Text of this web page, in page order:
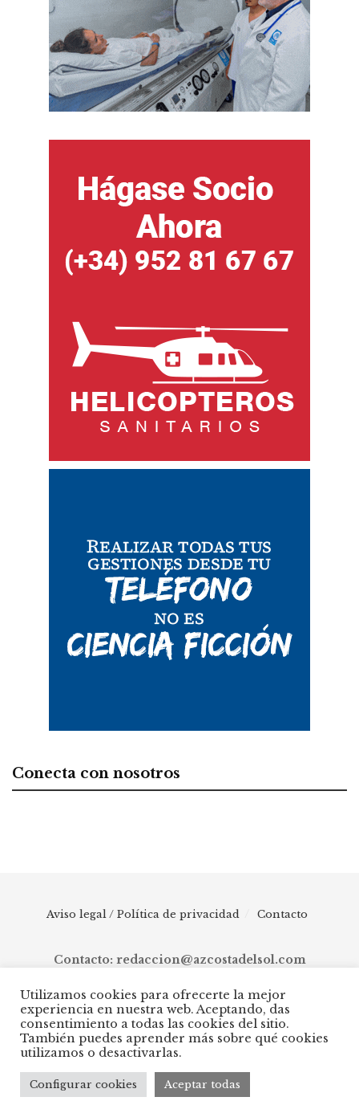
Conecta con nosotros
Aviso legal / Política de privacidad Contacto
Contacto: redaccion@azcostadelsol.com
© 2025 AZ Costa del Sol - Diario digital de Málaga capital hasta
Manilva, pasando por Torremolinos, Benalmádena, Fuengirola,
Mijas, Ojén, Marbella, Istán, Benahavís, Estepona y Casares.
Utilizamos cookies para ofrecerte la mejor
experiencia en nuestra web. Aceptando, das
consentimiento a todas las cookies del sitio.
También puedes aprender más sobre qué cookies
utilizamos o desactivarlas.
Configurar cookies Aceptar todas